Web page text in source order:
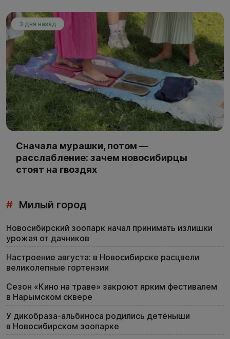
3 дня назад
Сначала мурашки, потом —
расслабление: зачем новосибирцы
стоят на гвоздях
# Милый город
Новосибирский зоопарк начал принимать излишки
урожая от дачников
Настроение августа: в Новосибирске расцвели
великолепные гортензии
Сезон «Кино на траве» закроют ярким фестивалем
в Нарымском сквере
У дикобраза-альбиноса родились детёныши
в Новосибирском зоопарке